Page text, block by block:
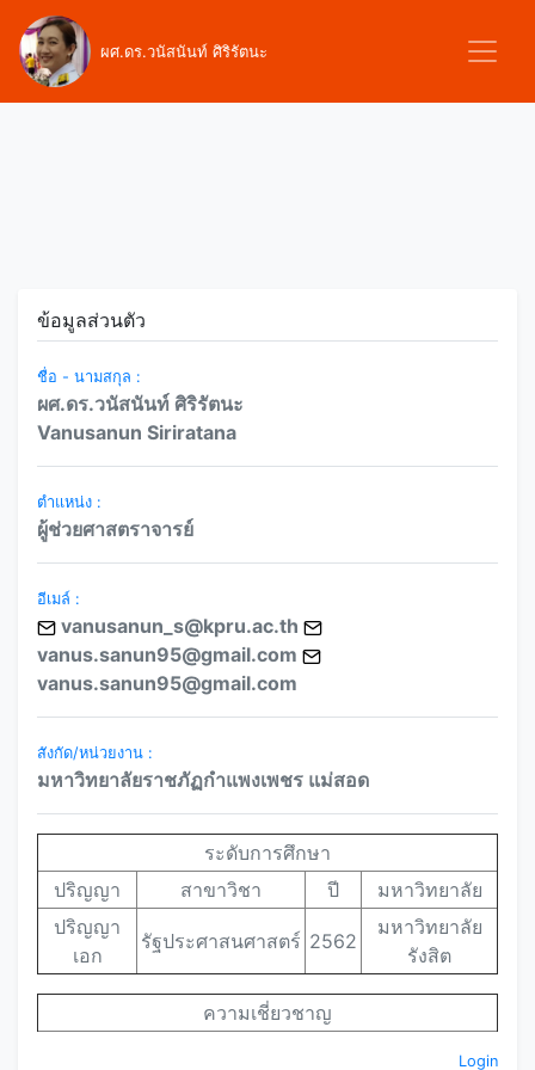
ผศ.ดร.วนัสนันท์ ศิริรัตนะ
ข้อมูลส่วนตัว
ชื่อ - นามสกุล :
ผศ.ดร.วนัสนันท์ ศิริรัตนะ
Vanusanun Siriratana
ตำแหน่ง :
ผู้ช่วยศาสตราจารย์
อีเมล์ :
vanusanun_s@kpru.ac.th
vanus.sanun95@gmail.com
vanus.sanun95@gmail.com
สังกัด/หน่วยงาน :
มหาวิทยาลัยราชภัฏกำแพงเพชร แม่สอด
ระดับการศึกษา
ปริญญา
สาขาวิชา ปี
มหาวิทยาลัย
ปริญญา
เอก
รัฐประศาสนศาสตร์ 2562
มหาวิทยาลัย
รังสิต
ความเชี่ยวชาญ
Login